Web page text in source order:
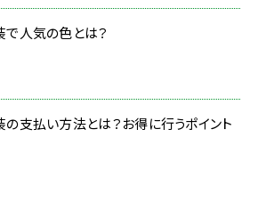
人気の色とは？
支払い方法とは？お得に行うポイント